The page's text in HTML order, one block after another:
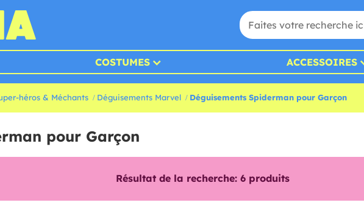
COSTUMES ACCESSOIRES
héros & Méchants Déguisements Marvel Déguisements Spiderman pour Garçon
pour Garçon
Résultat de la recherche: 6produits